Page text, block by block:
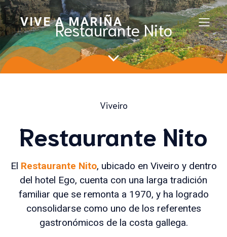
VIVE A MARIÑA
Restaurante Nito
Viveiro
Restaurante Nito
El Restaurante Nito, ubicado en Viveiro y dentro
del hotel Ego, cuenta con una larga tradición
familiar que se remonta a 1970, y ha logrado
consolidarse como uno de los referentes
gastronómicos de la costa gallega.